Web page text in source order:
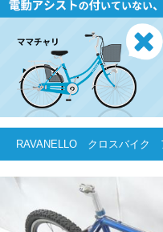
RAVANELLO クロスバイ